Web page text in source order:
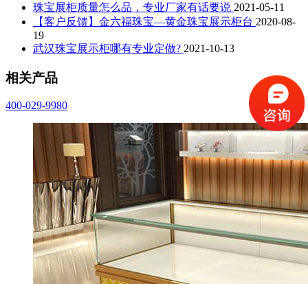
珠宝展柜质量怎么品，专业厂家有话要说 2021-05-11
【客户反馈】金六福珠宝—黄金珠宝展示柜台 2020-08-
19
武汉珠宝展示柜哪有专业定做? 2021-10-13
相关产品
400-029-9980